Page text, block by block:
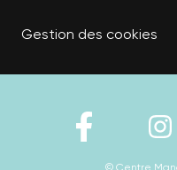
© Centre
Gestion des cookies